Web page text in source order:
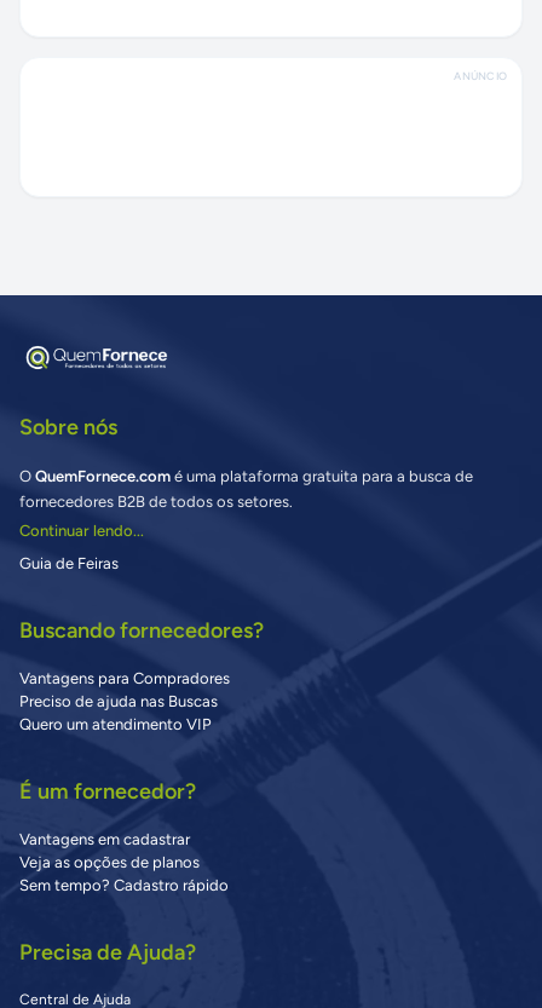
ANÚNCIO
Sobre nós
O QuemFornece.com é uma plataforma gratuita para a busca de
fornecedores B2B de todos os setores.
Continuar lendo...
Guia de Feiras
Buscando fornecedores?
Vantagens para Compradores
Preciso de ajuda nas Buscas
Quero um atendimento VIP
É um fornecedor?
Vantagens em cadastrar
Veja as opções de planos
Sem tempo? Cadastro rápido
Precisa de Ajuda?
Central de Ajuda